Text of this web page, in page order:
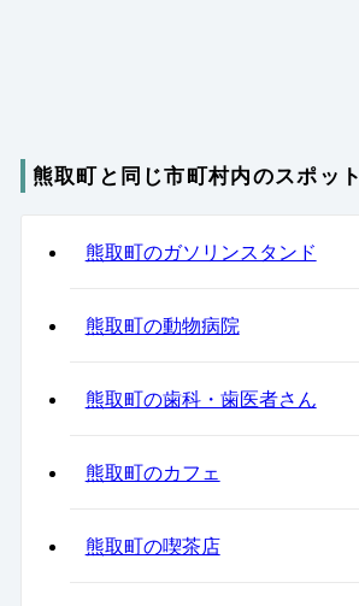
熊取町と同じ市町村内のスポッ
熊取町のガソリンスタンド
熊取町の動物病院
熊取町の歯科・歯医者さん
熊取町のカフェ
熊取町の喫茶店